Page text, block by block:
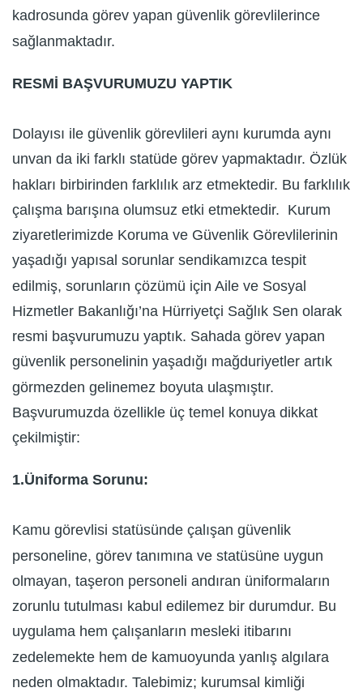
kadrosunda görev yapan güvenlik görevlilerince
sağlanmaktadır.
RESMİ BAŞVURUMUZU YAPTIK
Dolayısı ile güvenlik görevlileri aynı kurumda aynı
unvan da iki farklı statüde görev yapmaktadır. Özlük
hakları birbirinden farklılık arz etmektedir. Bu farklılık
çalışma barışına olumsuz etki etmektedir. Kurum
ziyaretlerimizde Koruma ve Güvenlik Görevlilerinin
yaşadığı yapısal sorunlar sendikamızca tespit
edilmiş, sorunların çözümü için Aile ve Sosyal
Hizmetler Bakanlığı’na Hürriyetçi Sağlık Sen olarak
resmi başvurumuzu yaptık. Sahada görev yapan
güvenlik personelinin yaşadığı mağduriyetler artık
görmezden gelinemez boyuta ulaşmıştır.
Başvurumuzda özellikle üç temel konuya dikkat
çekilmiştir:
1.Üniforma Sorunu:
Kamu görevlisi statüsünde çalışan güvenlik
personeline, görev tanımına ve statüsüne uygun
olmayan, taşeron personeli andıran üniformaların
zorunlu tutulması kabul edilemez bir durumdur. Bu
uygulama hem çalışanların mesleki itibarını
zedelemekte hem de kamuoyunda yanlış algılara
neden olmaktadır. Talebimiz; kurumsal kimliği